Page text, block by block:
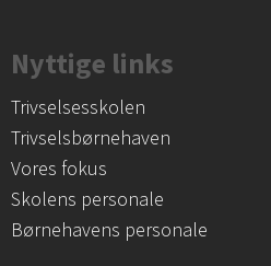
Nyttige links​
​Trivselsesskolen
Trivselsbørnehaven
Vores fokus
Skolens personale
Børnehavens personale